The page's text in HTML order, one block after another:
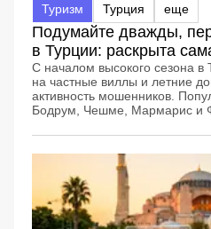
Туризм Турция еще
Подумайте дважды,
в Турции: раскрыта
С началом высокого сезона в
на частные виллы и летние
активность мошенников.
Бодрум, Чешме, Мармарис и